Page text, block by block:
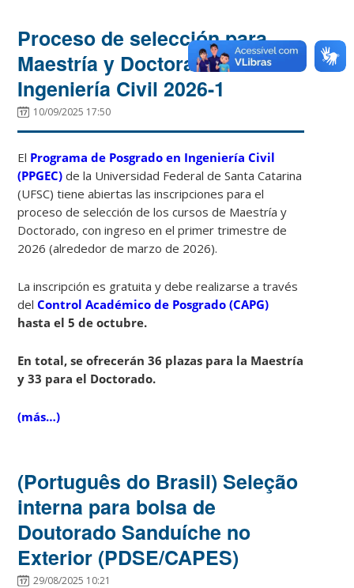
Proceso de selección para
Maestría y Doctorado en
Ingeniería Civil 2026-1
10/09/2025 17:50
El Programa de Posgrado en Ingeniería Civil
(PPGEC) de la Universidad Federal de Santa Catarina
(UFSC) tiene abiertas las inscripciones para el
proceso de selección de los cursos de Maestría y
Doctorado, con ingreso en el primer trimestre de
2026 (alrededor de marzo de 2026).
La inscripción es gratuita y debe realizarse a través
delControl Académico de Posgrado (CAPG)
hasta el 5 de octubre.
En total, se ofrecerán 36 plazas para la Maestría
y 33 para el Doctorado.
(más…)
(Português do Brasil) Seleção
interna para bolsa de
Doutorado Sanduíche no
Exterior (PDSE/CAPES)
29/08/2025 10:21